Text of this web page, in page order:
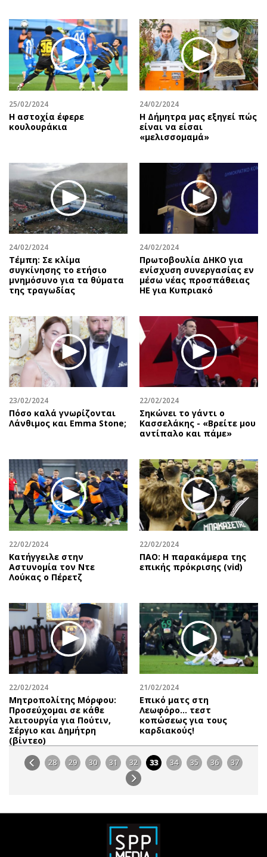
25/02/2024
Η αστοχία έφερε
κουλουράκια
24/02/2024
H Δήμητρα μας εξηγεί πώς
είναι να είσαι
«μελισσομαμά»
24/02/2024
Τέμπη: Σε κλίμα
συγκίνησης το ετήσιο
μνημόσυνο για τα θύματα
της τραγωδίας
24/02/2024
Πρωτοβουλία ΔΗΚΟ για
ενίσχυση συνεργασίας εν
μέσω νέας προσπάθειας
ΗΕ για Κυπριακό
23/02/2024
Πόσο καλά γνωρίζονται
Λάνθιμος και Emma Stone;
22/02/2024
Σηκώνει το γάντι ο
Κασσελάκης - «Βρείτε μου
αντίπαλο και πάμε»
22/02/2024
Κατήγγειλε στην
Αστυνομία τον Ντε
Λούκας ο Πέρετζ
22/02/2024
ΠΑΟ: Η παρακάμερα της
επικής πρόκρισης (vid)
22/02/2024
Μητροπολίτης Μόρφου:
Προσεύχομαι σε κάθε
λειτουργία για Πούτιν,
Σέργιο και Δημήτρη
(βίντεο)
21/02/2024
Επικό ματς στη
Λεωφόρο… τεστ
κοπώσεως για τους
καρδιακούς!
28 29 30 31 32 33 34 35 36 37